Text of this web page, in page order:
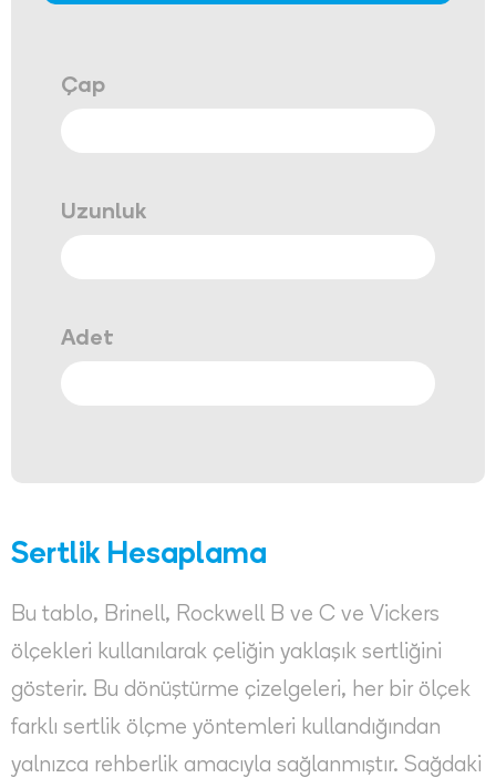
Çap
Uzunluk
Adet
Sertlik Hesaplama
Bu tablo, Brinell, Rockwell B ve C ve Vickers
ölçekleri kullanılarak çeliğin yaklaşık sertliğini
gösterir. Bu dönüştürme çizelgeleri, her bir ölçek
farklı sertlik ölçme yöntemleri kullandığından
yalnızca rehberlik amacıyla sağlanmıştır. Sağdaki